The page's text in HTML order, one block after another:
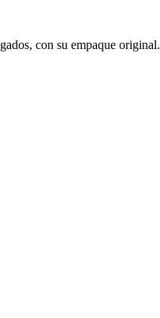
con su empaque original.